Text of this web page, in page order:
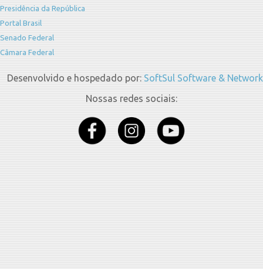
Presidência da República
Portal Brasil
Senado Federal
Câmara Federal
Desenvolvido e hospedado por: SoftSul Software & Network
Nossas redes sociais: